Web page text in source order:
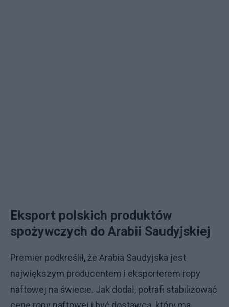
Eksport polskich produktów
spożywczych do Arabii Saudyjskiej
Premier podkreślił, że Arabia Saudyjska jest
największym producentem i eksporterem ropy
naftowej na świecie. Jak dodał, potrafi stabilizować